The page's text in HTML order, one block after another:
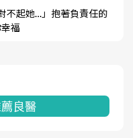
不起她...」抱著負責任的
福
良醫